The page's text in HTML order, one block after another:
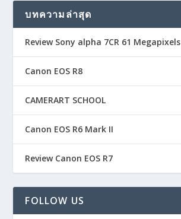
บทความล่าสุด
Review Sony alpha 7CR 61 Megapixels
Canon EOS R8
CAMERART SCHOOL
Canon EOS R6 Mark II
Review Canon EOS R7
FOLLOW US